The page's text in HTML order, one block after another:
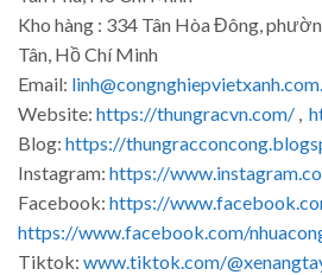
Kho hàng : 334 Tân Hòa Đông,
Tân, Hồ Chí Minh
Email:
Website: https://thungracvn.com/ ,
Blog: https://
Instagram: https://
Facebook: https://
https://www.facebook.com/
Tiktok: www.tiktok.com/